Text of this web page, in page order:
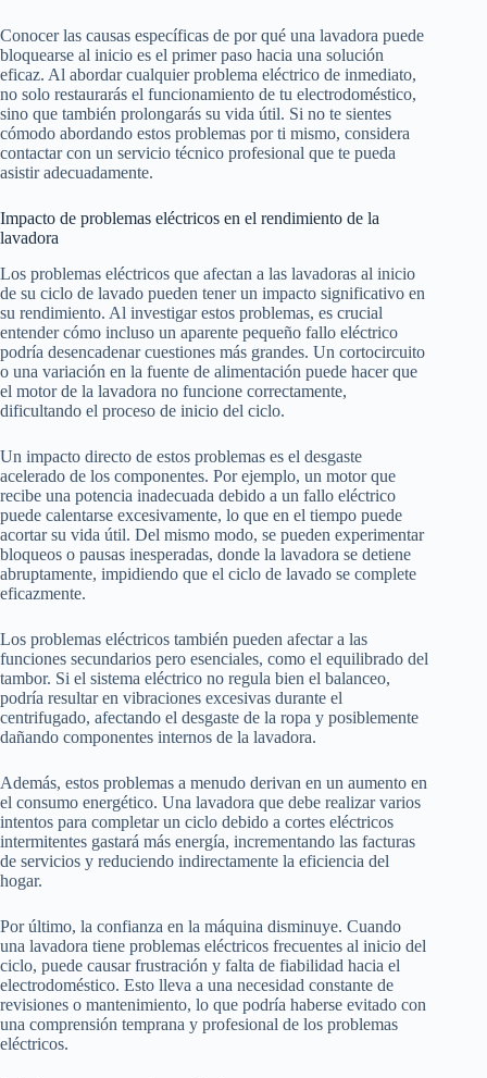
Conocer las causas específicas de por qué una lavadora puede
bloquearse al inicio es el primer paso hacia una solución
eficaz. Al abordar cualquier problema eléctrico de inmediato,
no solo restaurarás el funcionamiento de tu electrodoméstico,
sino que también prolongarás su vida útil. Si no te sientes
cómodo abordando estos problemas por ti mismo, considera
contactar con un servicio técnico profesional que te pueda
asistir adecuadamente.
Impacto de problemas eléctricos en el rendimiento de la
lavadora
Los problemas eléctricos que afectan a las lavadoras al inicio
de su ciclo de lavado pueden tener un impacto significativo en
su rendimiento. Al investigar estos problemas, es crucial
entender cómo incluso un aparente pequeño fallo eléctrico
podría desencadenar cuestiones más grandes. Un cortocircuito
o una variación en la fuente de alimentación puede hacer que
el motor de la lavadora no funcione correctamente,
dificultando el proceso de inicio del ciclo.
Un impacto directo de estos problemas es el desgaste
acelerado de los componentes. Por ejemplo, un motor que
recibe una potencia inadecuada debido a un fallo eléctrico
puede calentarse excesivamente, lo que en el tiempo puede
acortar su vida útil. Del mismo modo, se pueden experimentar
bloqueos o pausas inesperadas, donde la lavadora se detiene
abruptamente, impidiendo que el ciclo de lavado se complete
eficazmente.
Los problemas eléctricos también pueden afectar a las
funciones secundarios pero esenciales, como el equilibrado del
tambor. Si el sistema eléctrico no regula bien el balanceo,
podría resultar en vibraciones excesivas durante el
centrifugado, afectando el desgaste de la ropa y posiblemente
dañando componentes internos de la lavadora.
Además, estos problemas a menudo derivan en un aumento en
el consumo energético. Una lavadora que debe realizar varios
intentos para completar un ciclo debido a cortes eléctricos
intermitentes gastará más energía, incrementando las facturas
de servicios y reduciendo indirectamente la eficiencia del
hogar.
Por último, la confianza en la máquina disminuye. Cuando
una lavadora tiene problemas eléctricos frecuentes al inicio del
ciclo, puede causar frustración y falta de fiabilidad hacia el
electrodoméstico. Esto lleva a una necesidad constante de
revisiones o mantenimiento, lo que podría haberse evitado con
una comprensión temprana y profesional de los problemas
eléctricos.